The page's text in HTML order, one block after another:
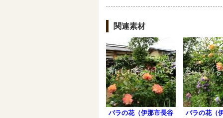
関連素材
バラの花（伊那市長谷 バラの花（